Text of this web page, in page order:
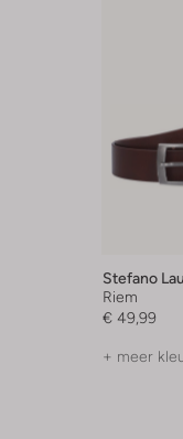
Stefano
Riem
€ 49,99
+ meer